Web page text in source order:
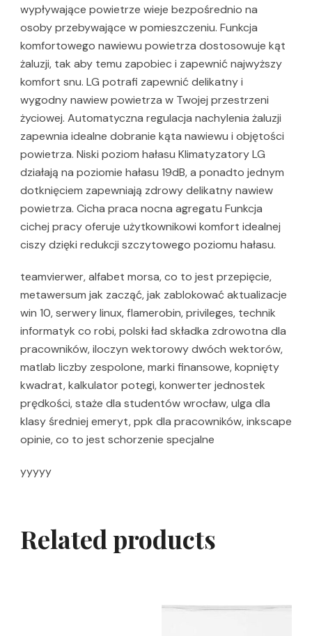
wypływające powietrze wieje bezpośrednio na
osoby przebywające w pomieszczeniu. Funkcja
komfortowego nawiewu powietrza dostosowuje kąt
żaluzji, tak aby temu zapobiec i zapewnić najwyższy
komfort snu. LG potrafi zapewnić delikatny i
wygodny nawiew powietrza w Twojej przestrzeni
życiowej. Automatyczna regulacja nachylenia żaluzji
zapewnia idealne dobranie kąta nawiewu i objętości
powietrza. Niski poziom hałasu Klimatyzatory LG
działają na poziomie hałasu 19dB, a ponadto jednym
dotknięciem zapewniają zdrowy delikatny nawiew
powietrza. Cicha praca nocna agregatu Funkcja
cichej pracy oferuje użytkownikowi komfort idealnej
ciszy dzięki redukcji szczytowego poziomu hałasu.
teamvierwer, alfabet morsa, co to jest przepięcie,
metawersum jak zacząć, jak zablokować aktualizacje
win 10, serwery linux, flamerobin, privileges, technik
informatyk co robi, polski ład składka zdrowotna dla
pracowników, iloczyn wektorowy dwóch wektorów,
matlab liczby zespolone, marki finansowe, kopnięty
kwadrat, kalkulator potegi, konwerter jednostek
prędkości, staże dla studentów wrocław, ulga dla
klasy średniej emeryt, ppk dla pracowników, inkscape
opinie, co to jest schorzenie specjalne
yyyyy
Related products